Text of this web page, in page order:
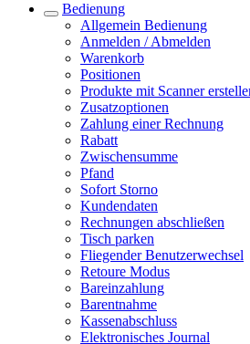
Bedienung
Allgemein Bedienung
Anmelden / Abmelden
Warenkorb
Positionen
Produkte mit Scanner
Zusatzoptionen
Zahlung einer Rechnung
Rabatt
Zwischensumme
Pfand
Sofort Storno
Kundendaten
Rechnungen abschließen
Tisch parken
Fliegender Benutzerwechsel
Retoure Modus
Bareinzahlung
Barentnahme
Kassenabschluss
Elektronisches Journal